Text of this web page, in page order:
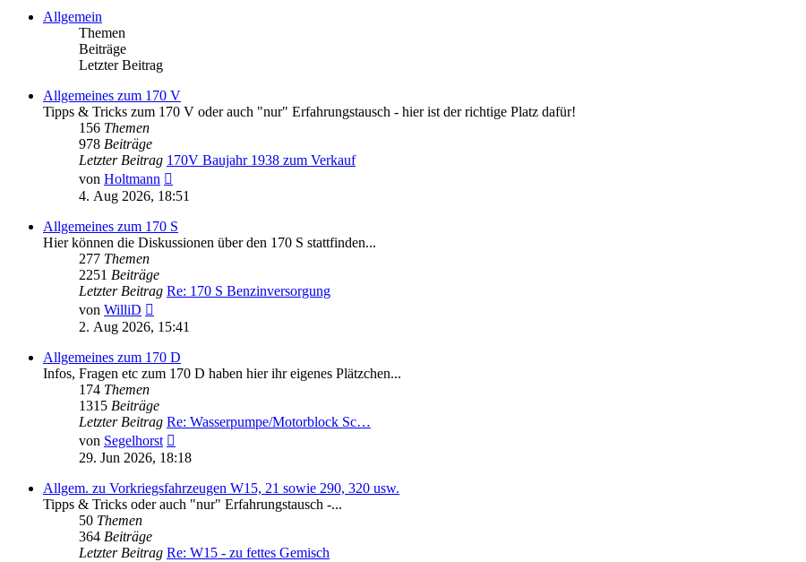
Allgemein
Themen
Beiträge
Letzter Beitrag
Allgemeines zum 170 V
Tipps & Tricks zum 170 V oder auch "nur" Erfahrungstausch - hier ist der richtige Platz dafür!
156 Themen
978 Beiträge
Letzter Beitrag 170V Baujahr 1938 zum Verkauf
von Holtmann
Beitrag
4. Aug 2026, 18:51
Allgemeines zum 170 S
Hier können die Diskussionen über den 170 S stattfinden...
277 Themen
2251 Beiträge
Letzter Beitrag Re: 170 S Benzinversorgung
von WilliD
Beitrag
2. Aug 2026, 15:41
Allgemeines zum 170 D
Infos, Fragen etc zum 170 D haben hier ihr eigenes Plätzchen...
174 Themen
1315 Beiträge
Letzter Beitrag Re: Wasserpumpe/Motorblock Sc…
von Segelhorst
Beitrag
29. Jun 2026, 18:18
Allgem. zu Vorkriegsfahrzeugen W15, 21 sowie 290, 320 usw.
Tipps & Tricks oder auch "nur" Erfahrungstausch -...
50 Themen
364 Beiträge
Letzter Beitrag Re: W15 - zu fettes Gemisch